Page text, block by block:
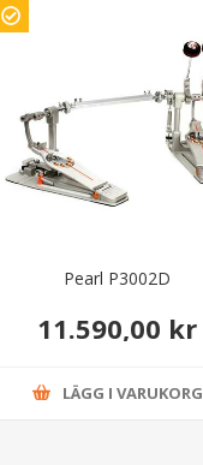
Pearl P3002D
11.590,00 kr
LÄGG I VARUKORG